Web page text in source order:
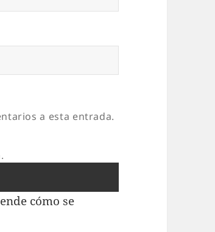
a esta entrada.
cómo se